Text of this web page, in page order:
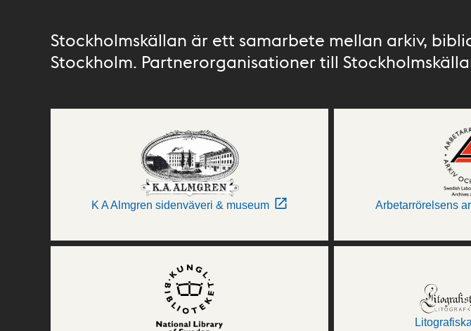
Stockholmskällan är ett samarbete mellan arkiv,
Stockholm. Partnerorganisationer till
K A Almgren sidenväveri & museum Arbetarrörelsens